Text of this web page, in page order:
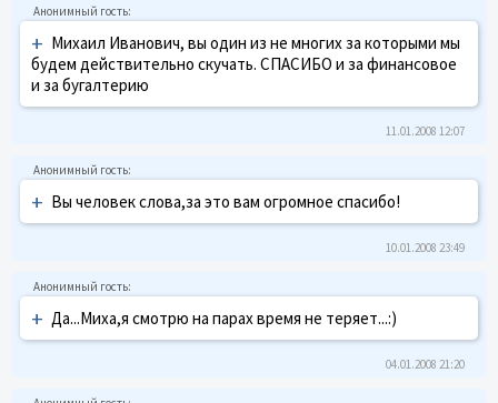
+ Михаил Иванович, вы один из не многих за которыми мы
будем действительно скучать. СПАСИБО и за финансовое
и за бугалтерию
11.01.2008 12:07
+ Вы человек слова,за это вам огромное спасибо!
10.01.2008 23:49
+ Да...Миха,я смотрю на парах время не теряет...:)
04.01.2008 21:20